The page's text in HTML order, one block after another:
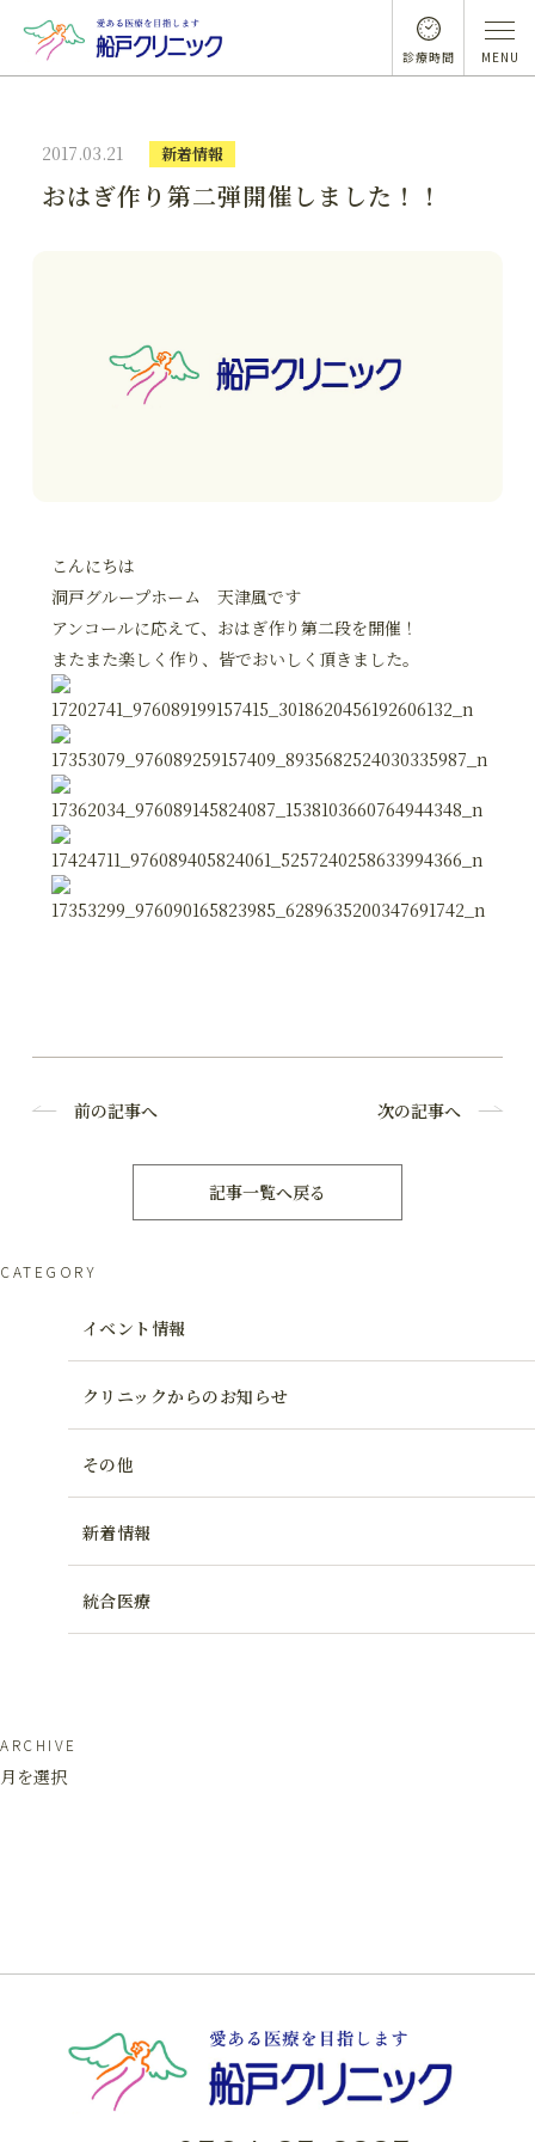
診療時間 MENU
2017.03.21 新着情報
おはぎ作り第二弾開催しました！！
こんにちは
洞戸グループホーム 天津風です
アンコールに応えて、おはぎ作り第二段を開催！
またまた楽しく作り、皆でおいしく頂きました。
前の記事へ 次の記事へ
記事一覧へ戻る
CATEGORY
イベント情報
クリニックからのお知らせ
その他
新着情報
統合医療
ARCHIVE
月を選択